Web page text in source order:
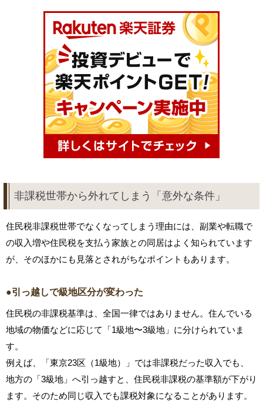
非課税世帯から外れてしまう「意外な条件」
住民税非課税世帯でなくなってしまう理由には、副業や転職で
の収入増や住民税を支払う家族との同居はよく知られています
が、そのほかにも見落とされがちなポイントもあります。
●引っ越しで級地区分が変わった
住民税の非課税基準は、全国一律ではありません。住んでいる
地域の物価などに応じて「1級地〜3級地」に分けられていま
す。
例えば、「東京23区（1級地）」では非課税だった収入でも、
地方の「3級地」へ引っ越すと、住民税非課税の基準額が下がり
ます。そのため同じ収入でも課税対象になることがあります。